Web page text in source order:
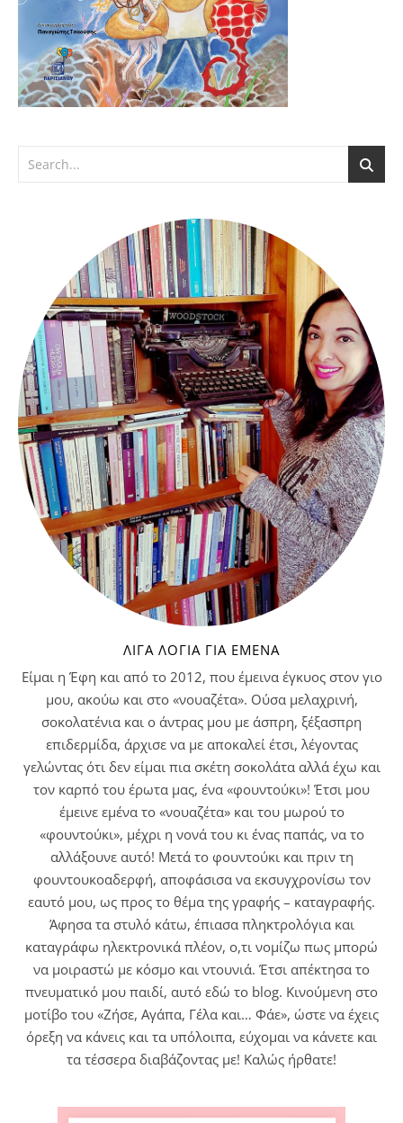
ΛΊΓΑ ΛΌΓΙΑ ΓΙΑ ΕΜΈΝΑ
Είμαι η Έφη και από το 2012, που έμεινα έγκυος στον γιο
μου, ακούω και στο «νουαζέτα». Ούσα μελαχρινή,
σοκολατένια και ο άντρας μου με άσπρη, ξέξασπρη
επιδερμίδα, άρχισε να με αποκαλεί έτσι, λέγοντας
γελώντας ότι δεν είμαι πια σκέτη σοκολάτα αλλά έχω και
τον καρπό του έρωτα μας, ένα «φουντούκι»! Έτσι μου
έμεινε εμένα το «νουαζέτα» και του μωρού το
«φουντούκι», μέχρι η νονά του κι ένας παπάς, να το
αλλάξουνε αυτό! Μετά το φουντούκι και πριν τη
φουντουκοαδερφή, αποφάσισα να εκσυγχρονίσω τον
εαυτό μου, ως προς το θέμα της γραφής – καταγραφής.
Άφησα τα στυλό κάτω, έπιασα πληκτρολόγια και
καταγράφω ηλεκτρονικά πλέον, ο,τι νομίζω πως μπορώ
να μοιραστώ με κόσμο και ντουνιά. Έτσι απέκτησα το
πνευματικό μου παιδί, αυτό εδώ το blog. Κινούμενη στο
μοτίβο του «Ζήσε, Αγάπα, Γέλα και… Φάε», ώστε να έχεις
όρεξη να κάνεις και τα υπόλοιπα, εύχομαι να κάνετε και
τα τέσσερα διαβάζοντας με! Καλώς ήρθατε!